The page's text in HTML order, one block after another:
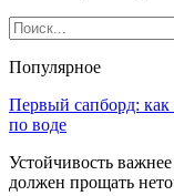
Популярное
Первый сапборд: как
по воде
Устойчивость
должен прощать